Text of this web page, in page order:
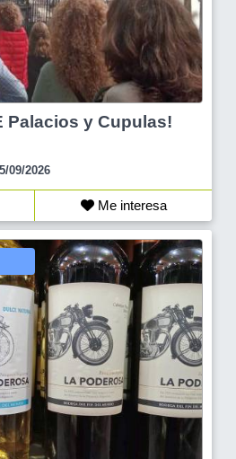
Palacios y Cupulas!
09/2026
Me interesa